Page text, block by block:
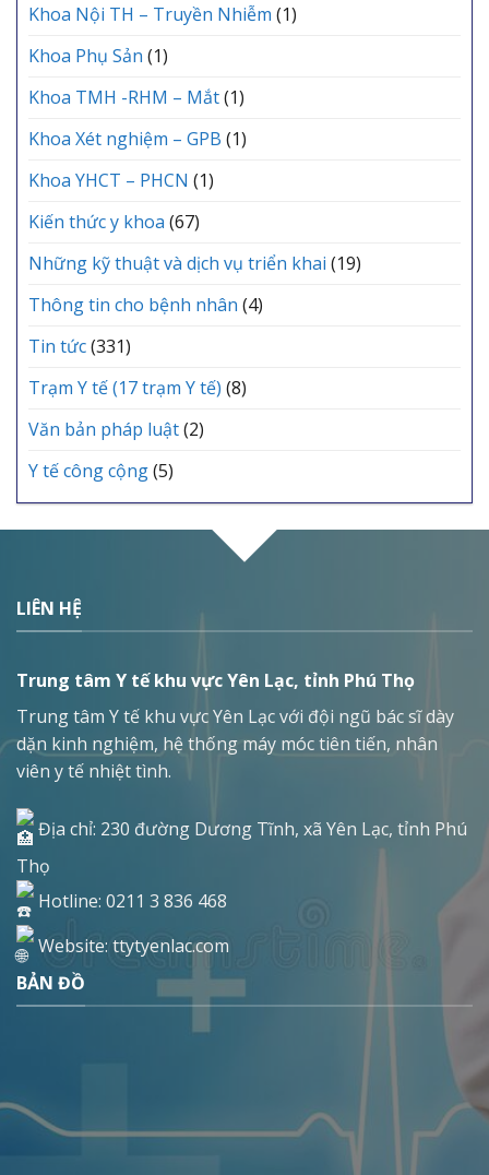
Khoa Nội TH – Truyền Nhiễm (1)
Khoa Phụ Sản (1)
Khoa TMH -RHM – Mắt(1)
Khoa Xét nghiệm – GPB (1)
Khoa YHCT – PHCN (1)
Kiến thức y khoa (67)
Những kỹ thuật và dịch vụ triển khai (19)
Thông tin cho bệnh nhân (4)
Tin tức(331)
Trạm Y tế (17 trạm Y tế) (8)
Văn bản pháp luật(2)
Y tế công cộng(5)
LIÊN HỆ
Trung tâm Y tế khu vực Yên Lạc, tỉnh Phú Thọ
Trung tâm Y tế khu vực Yên Lạc với đội ngũ bác sĩ dày
dặn kinh nghiệm, hệ thống máy móc tiên tiến, nhân
viên y tế nhiệt tình.
Địa chỉ: 230 đường Dương Tĩnh, xã Yên Lạc, tỉnh Phú
Thọ
Hotline: 0211 3 836 468
Website: ttytyenlac.com
BẢN ĐỒ